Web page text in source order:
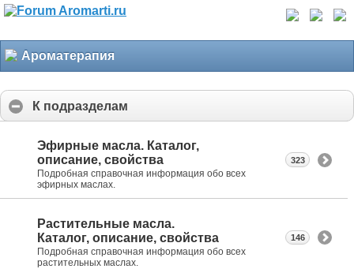
Ароматерапия
К подразделам
Эфирные масла. Каталог,
описание, свойства
Подробная справочная информация обо всех
эфирных маслах.
323
Растительные масла.
Каталог, описание, свойства
Подробная справочная информация обо всех
растительных маслах.
146